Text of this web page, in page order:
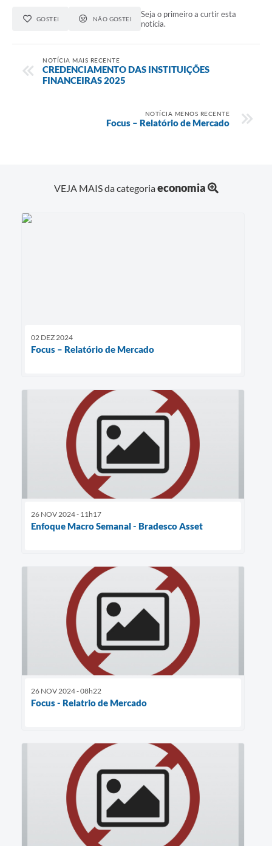
GOSTEI NÃO GOSTEI
Seja o primeiro a curtir esta
notícia.
NOTÍCIA MAIS RECENTE
CREDENCIAMENTO DAS INSTITUIÇÕES
FINANCEIRAS 2025
NOTÍCIA MENOS RECENTE
Focus – Relatório de Mercado
VEJA MAIS da categoriaeconomia
02 DEZ 2024
Focus – Relatório de Mercado
26 NOV 2024 - 11h17
Enfoque Macro Semanal - Bradesco Asset
26 NOV 2024 - 08h22
Focus - Relatrio de Mercado